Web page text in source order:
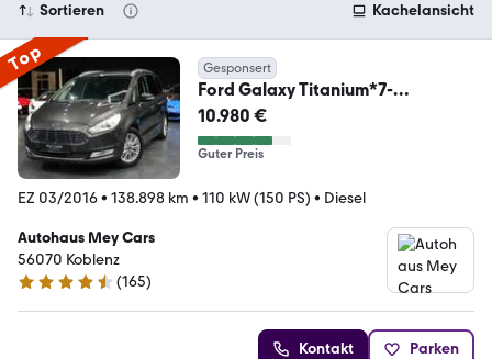
Sortieren Kachelansicht
Top Gesponsert
Ford Galaxy Titanium*7-
Sitzer*110KW*Spurhalte*LED*
10.980 €
Guter Preis
EZ 03/2016• 138.898 km • 110 kW (150 PS) • Diesel
Autohaus Mey Cars
56070 Koblenz
4.7 Sterne
(165)
Kontakt Parken